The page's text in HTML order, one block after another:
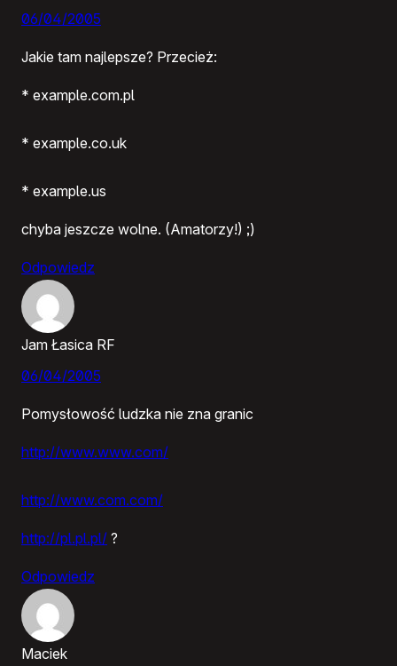
06/04/2005
Jakie tam najlepsze? Przecież:
* example.com.pl
* example.co.uk
* example.us
chyba jeszcze wolne. (Amatorzy!) ;)
Odpowiedz
Jam Łasica RF
06/04/2005
Pomysłowość ludzka nie zna granic
http://www.www.com/
http://www.com.com/
http://pl.pl.pl/ ?
Odpowiedz
Maciek